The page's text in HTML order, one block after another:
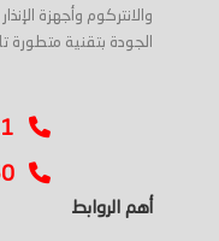
والانتركوم وأجهزة
الجودة بتقنية
أهم الروابط